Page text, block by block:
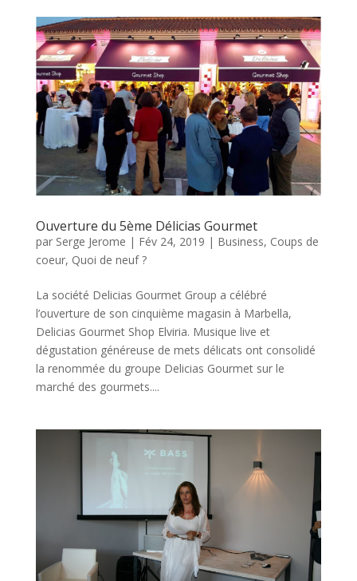
Ouverture du 5ème Délicias Gourmet
par Serge Jerome | Fév 24, 2019 | Business, Coups de
coeur, Quoi de neuf ?
La société Delicias Gourmet Group a célébré
l’ouverture de son cinquième magasin à Marbella,
Delicias Gourmet Shop Elviria. Musique live et
dégustation généreuse de mets délicats ont consolidé
la renommée du groupe Delicias Gourmet sur le
marché des gourmets....